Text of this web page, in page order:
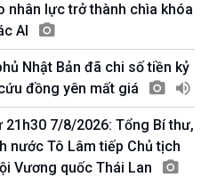
Mùa vàng
Biển đảo Việt Nam
Tâm tình biên giới và hải
đảo
Tìm hiểu biển, đảo Việt
Nam
Góc nhìn VOV1
Bình luận
nhân lực trở thành chìa khóa
AI
Nhật Bản đã chi số tiền kỷ
đồng yên mất giá
21h30 7/8/2026: Tổng Bí thư,
nước Tô Lâm tiếp Chủ tịch
Vương quốc Thái Lan